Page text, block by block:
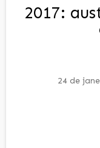
2017:
24 de